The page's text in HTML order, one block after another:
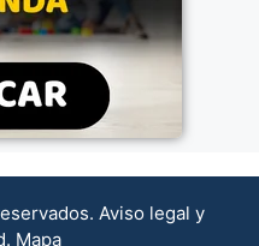
Aviso legal y
. Mapa